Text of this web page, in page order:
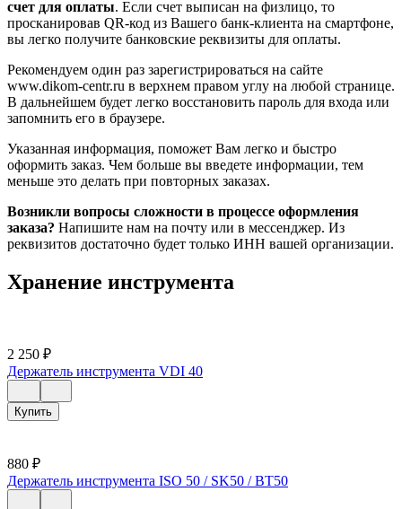
счет для оплаты. Если счет выписан на физлицо, то
просканировав QR-код из Вашего банк-клиента на смартфоне,
вы легко получите банковские реквизиты для оплаты.
Рекомендуем один раз зарегистрироваться на сайте
www.dikom-centr.ru в верхнем правом углу на любой странице.
В дальнейшем будет легко восстановить пароль для входа или
запомнить его в браузере.
Указанная информация, поможет Вам легко и быстро
оформить заказ. Чем больше вы введете информации, тем
меньше это делать при повторных заказах.
Возникли вопросы сложности в процессе оформления
заказа? Напишите нам на почту или в мессенджер. Из
реквизитов достаточно будет только ИНН вашей организации.
Хранение инструмента
2 250 ₽
Держатель инструмента VDI 40
Купить
880 ₽
Держатель инструмента ISO 50 / SK50 / ВТ50